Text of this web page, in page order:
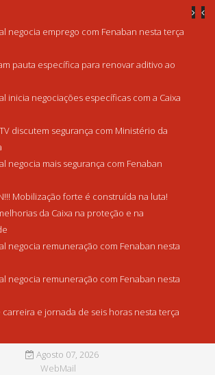
negocia emprego com Fenaban nesta terça
pauta específica para renovar aditivo ao
inicia negociações específicas com a Caixa
discutem segurança com Ministério da
negocia mais segurança com Fenaban
Mobilização forte é construída na luta!
da Caixa na proteção e na
negocia remuneração com Fenaban nesta
negocia remuneração com Fenaban nesta
e jornada de seis horas nesta terça
Agosto 07, 2026
WebMail